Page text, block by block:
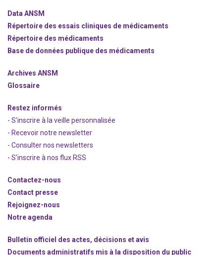
Data ANSM
Répertoire des essais cliniques de médicaments
Répertoire des médicaments
Base de données publique des médicaments
Archives ANSM
Glossaire
Restez informés
- S'inscrire à la veille personnalisée
- Recevoir notre newsletter
- Consulter nos newsletters
- S'inscrire à nos flux RSS
Contactez-nous
Contact presse
Rejoignez-nous
Notre agenda
Bulletin officiel des actes, décisions et avis
Documents administratifs mis à la disposition du public